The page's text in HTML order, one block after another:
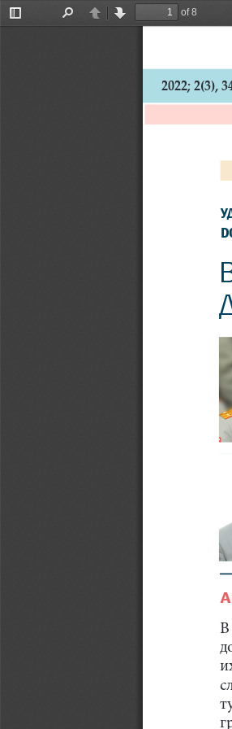
Toggle
PreviousNext
of 8
2022; 2(3),
В